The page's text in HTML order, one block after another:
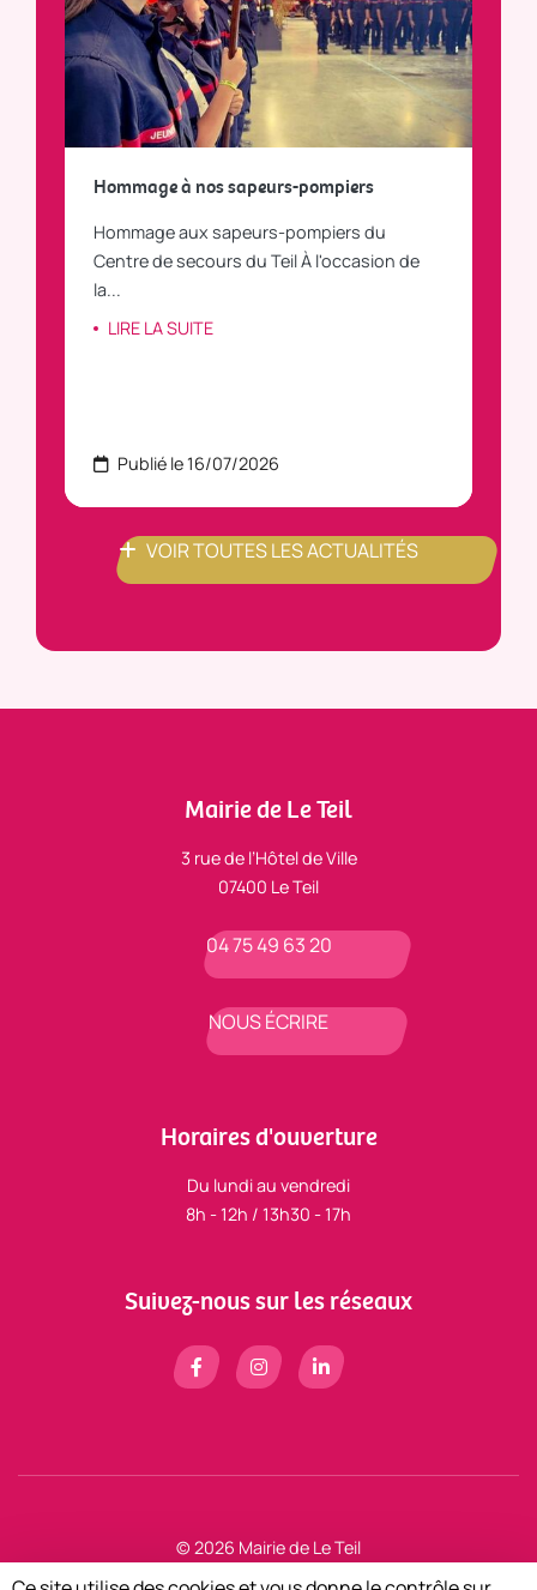
Hommage à nos sapeurs-pompiers
Hommage aux sapeurs-pompiers du
Centre de secours du Teil À l'occasion de
la...
LIRE LA SUITE
Publié le 16/07/2026
VOIR TOUTES LES ACTUALITÉS
Mairie de Le Teil
3 rue de l’Hôtel de Ville
07400 Le Teil
04 75 49 63 20
NOUS ÉCRIRE
Horaires d'ouverture
Du lundi au vendredi
8h - 12h / 13h30 - 17h
Suivez-nous sur les réseaux
© 2026 Mairie de Le Teil
Mentions légales